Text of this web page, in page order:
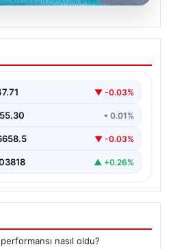
Podyumda: Kangal
Yarıştı
Çoban Köpekleri Irk▼ -0.03%
55.30 • 0.01%
▼ -0.03%
▲ +0.26%
performansı nasıl oldu?